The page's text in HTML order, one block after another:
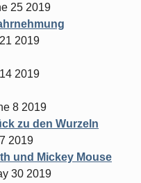
25 2019
2019
2019
8 2019
zu den Wurzeln
2019
und Mickey Mouse
30 2019